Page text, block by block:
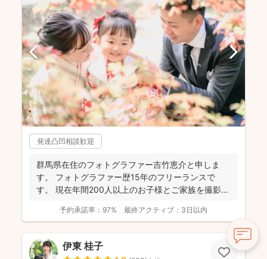
発達凸凹相談歓迎
群馬県在住のフォトグラファー吉竹恵介と申しま
す。 フォトグラファー歴15年のフリーランスで
す。 現在年間200人以上のお子様とご家族を撮影し
予約承諾率： 97% 最終アクティブ： 3日以内
伊東 桂子